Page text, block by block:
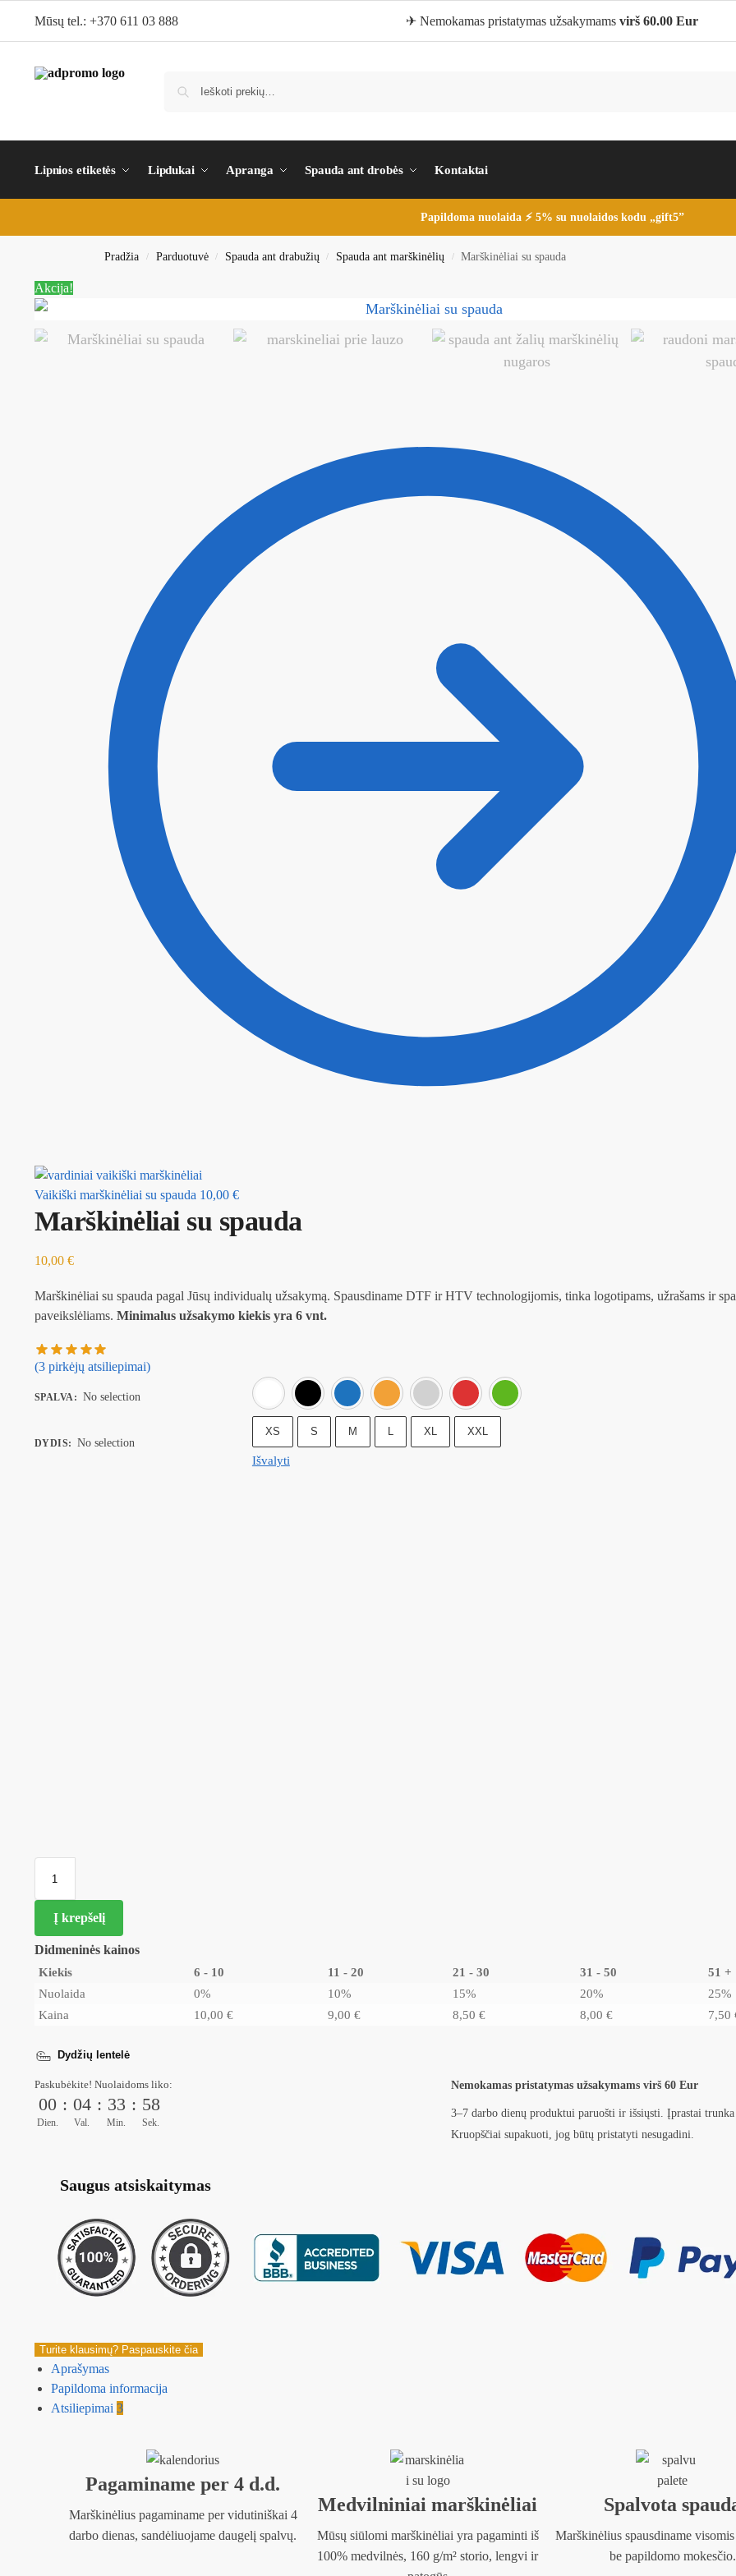
Mūsų tel.: +370 611 03 888 ✈ Nemokamas pristatymas užsakymams virš 60.00 Eur
Lipnios etiketės Lipdukai Apranga Spauda ant drobės Kontaktai
Papildoma nuolaida ⚡ 5% su nuolaidos kodu „gift5”
Pradžia / Parduotuvė / Spauda ant drabužių / Spauda ant marškinėlių / Marškinėliai su spauda
Akcija!
Vaikiški marškinėliai su spauda 10,00 €
Marškinėliai su spauda
10,00 €
Marškinėliai su spauda pagal Jūsų individualų užsakymą. Spausdiname DTF ir HTV technologijomis, tinka logotipams, užrašams ir
paveikslėliams. Minimalus užsakymo kiekis yra 6 vnt.
(3pirkėjų atsiliepimai)
SPALVA : No selection
Balta Juoda MėlynaOranžinėPilka
DYDIS: No selection
XS S M L XL XXL
Išvalyti
Į krepšelį
Didmeninės kainos
Kiekis 6 - 10 11 - 20 21 - 30 31 - 50
51 +
Nuolaida
0% 10% 15% 20%
25%
Kaina
10,00 € 9,00 € 8,50 € 8,00 € 7,50
Dydžių lentelė
Paskubėkite! Nuolaidoms liko:
00
Dien.
: 04
Val.
: 33
Min.
: 55
Sek.
Nemokamas pristatymas užsakymams virš 60 Eur
3–7 darbo dienų produktui paruošti ir išsiųsti. Įprastai
Kruopščiai supakuoti, jog būtų pristatyti nesugadini.
Saugus atsiskaitymas
Turite klausimų? Paspauskite čia
Aprašymas
Papildoma informacija
Atsiliepimai 3
Pagaminame per 4 d.d.
Marškinėlius pagaminame per vidutiniškai 4
darbo dienas, sandėliuojame daugelį spalvų.
Medvilniniai marškinėliai
Mūsų siūlomi marškinėliai yra pagaminti iš
100% medvilnės, 160 g/m² storio, lengvi ir
Spalvota
Marškinėlius spausdiname
be papildomo mokesčio.